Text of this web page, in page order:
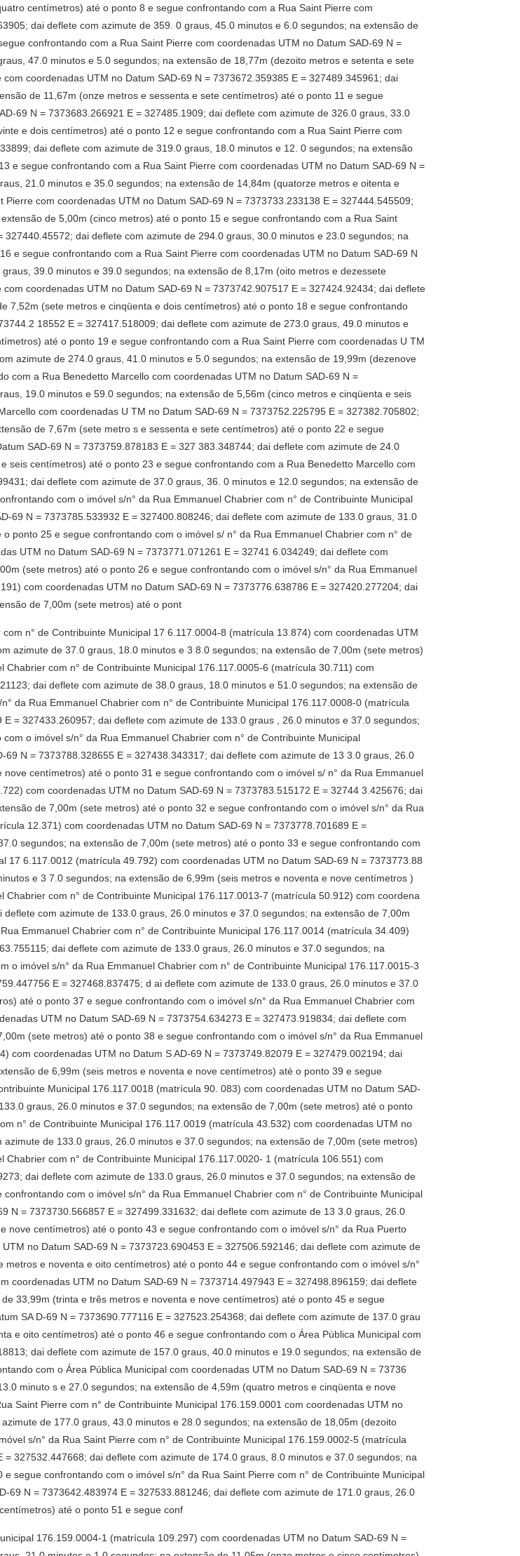
centímetros) até o ponto 8 e segue confrontando com a Rua Saint Pierre com
dai deflete com azimute de 359. 0 graus, 45.0 minutos e 6.0 segundos; na extensão de
confrontando com a Rua Saint Pierre com coordenadas UTM no Datum SAD-69 N =
47.0 minutos e 5.0 segundos; na extensão de 18,77m (dezoito metros e setenta e sete
coordenadas UTM no Datum SAD-69 N = 7373672.359385 E = 327489.345961; dai
de 11,67m (onze metros e sessenta e sete centímetros) até o ponto 11 e segue
69 N = 7373683.266921 E = 327485.1909; dai deflete com azimute de 326.0 graus, 33.0
e dois centímetros) até o ponto 12 e segue confrontando com a Rua Saint Pierre com
dai deflete com azimute de 319.0 graus, 18.0 minutos e 12. 0 segundos; na extensão
e segue confrontando com a Rua Saint Pierre com coordenadas UTM no Datum SAD-69 N =
21.0 minutos e 35.0 segundos; na extensão de 14,84m (quatorze metros e oitenta e
com coordenadas UTM no Datum SAD-69 N = 7373733.233138 E = 327444.545509;
de 5,00m (cinco metros) até o ponto 15 e segue confrontando com a Rua Saint
dai deflete com azimute de 294.0 graus, 30.0 minutos e 23.0 segundos; na
e segue confrontando com a Rua Saint Pierre com coordenadas UTM no Datum SAD-69 N
39.0 minutos e 39.0 segundos; na extensão de 8,17m (oito metros e dezessete
coordenadas UTM no Datum SAD-69 N = 7373742.907517 E = 327424.92434; dai deflete
7,52m (sete metros e cinqüenta e dois centímetros) até o ponto 18 e segue confrontando
18552 E = 327417.518009; dai deflete com azimute de 273.0 graus, 49.0 minutos e
até o ponto 19 e segue confrontando com a Rua Saint Pierre com coordenadas U TM
azimute de 274.0 graus, 41.0 minutos e 5.0 segundos; na extensão de 19,99m (dezenove
com a Rua Benedetto Marcello com coordenadas UTM no Datum SAD-69 N =
19.0 minutos e 59.0 segundos; na extensão de 5,56m (cinco metros e cinqüenta e seis
com coordenadas U TM no Datum SAD-69 N = 7373752.225795 E = 327382.705802;
de 7,67m (sete metro s e sessenta e sete centímetros) até o ponto 22 e segue
SAD-69 N = 7373759.878183 E = 327 383.348744; dai deflete com azimute de 24.0
centímetros) até o ponto 23 e segue confrontando com a Rua Benedetto Marcello com
dai deflete com azimute de 37.0 graus, 36. 0 minutos e 12.0 segundos; na extensão de
com o imóvel s/n° da Rua Emmanuel Chabrier com n° de Contribuinte Municipal
69 N = 7373785.533932 E = 327400.808246; dai deflete com azimute de 133.0 graus, 31.0
ponto 25 e segue confrontando com o imóvel s/ n° da Rua Emmanuel Chabrier com n° de
UTM no Datum SAD-69 N = 7373771.071261 E = 32741 6.034249; dai deflete com
(sete metros) até o ponto 26 e segue confrontando com o imóvel s/n° da Rua Emmanuel
com coordenadas UTM no Datum SAD-69 N = 7373776.638786 E = 327420.277204; dai
de 7,00m (sete metros) até o pont
n° de Contribuinte Municipal 17 6.117.0004-8 (matrícula 13.874) com coordenadas UTM
azimute de 37.0 graus, 18.0 minutos e 3 8.0 segundos; na extensão de 7,00m (sete metros)
com n° de Contribuinte Municipal 176.117.0005-6 (matrícula 30.711) com
dai deflete com azimute de 38.0 graus, 18.0 minutos e 51.0 segundos; na extensão de
da Rua Emmanuel Chabrier com n° de Contribuinte Municipal 176.117.0008-0 (matrícula
= 327433.260957; dai deflete com azimute de 133.0 graus , 26.0 minutos e 37.0 segundos;
o imóvel s/n° da Rua Emmanuel Chabrier com n° de Contribuinte Municipal
N = 7373788.328655 E = 327438.343317; dai deflete com azimute de 13 3.0 graus, 26.0
centímetros) até o ponto 31 e segue confrontando com o imóvel s/ n° da Rua Emmanuel
com coordenadas UTM no Datum SAD-69 N = 7373783.515172 E = 32744 3.425676; dai
de 7,00m (sete metros) até o ponto 32 e segue confrontando com o imóvel s/n° da Rua
12.371) com coordenadas UTM no Datum SAD-69 N = 7373778.701689 E =
segundos; na extensão de 7,00m (sete metros) até o ponto 33 e segue confrontando com
17 6.117.0012 (matrícula 49.792) com coordenadas UTM no Datum SAD-69 N = 7373773.88
e 3 7.0 segundos; na extensão de 6,99m (seis metros e noventa e nove centímetros )
com n° de Contribuinte Municipal 176.117.0013-7 (matrícula 50.912) com coordena
com azimute de 133.0 graus, 26.0 minutos e 37.0 segundos; na extensão de 7,00m
Emmanuel Chabrier com n° de Contribuinte Municipal 176.117.0014 (matrícula 34.409)
dai deflete com azimute de 133.0 graus, 26.0 minutos e 37.0 segundos; na
imóvel s/n° da Rua Emmanuel Chabrier com n° de Contribuinte Municipal 176.117.0015-3
E = 327468.837475; d ai deflete com azimute de 133.0 graus, 26.0 minutos e 37.0
até o ponto 37 e segue confrontando com o imóvel s/n° da Rua Emmanuel Chabrier com
UTM no Datum SAD-69 N = 7373754.634273 E = 327473.919834; dai deflete com
(sete metros) até o ponto 38 e segue confrontando com o imóvel s/n° da Rua Emmanuel
com coordenadas UTM no Datum S AD-69 N = 7373749.82079 E = 327479.002194; dai
de 6,99m (seis metros e noventa e nove centímetros) até o ponto 39 e segue
Municipal 176.117.0018 (matrícula 90. 083) com coordenadas UTM no Datum SAD-
graus, 26.0 minutos e 37.0 segundos; na extensão de 7,00m (sete metros) até o ponto
n° de Contribuinte Municipal 176.117.0019 (matrícula 43.532) com coordenadas UTM no
de 133.0 graus, 26.0 minutos e 37.0 segundos; na extensão de 7,00m (sete metros)
com n° de Contribuinte Municipal 176.117.0020- 1 (matrícula 106.551) com
dai deflete com azimute de 133.0 graus, 26.0 minutos e 37.0 segundos; na extensão de
com o imóvel s/n° da Rua Emmanuel Chabrier com n° de Contribuinte Municipal
N = 7373730.566857 E = 327499.331632; dai deflete com azimute de 13 3.0 graus, 26.0
centímetros) até o ponto 43 e segue confrontando com o imóvel s/n° da Rua Puerto
no Datum SAD-69 N = 7373723.690453 E = 327506.592146; dai deflete com azimute de
e noventa e oito centímetros) até o ponto 44 e segue confrontando com o imóvel s/n°
coordenadas UTM no Datum SAD-69 N = 7373714.497943 E = 327498.896159; dai deflete
33,99m (trinta e três metros e noventa e nove centímetros) até o ponto 45 e segue
SA D-69 N = 7373690.777116 E = 327523.254368; dai deflete com azimute de 137.0 grau
e oito centímetros) até o ponto 46 e segue confrontando com o Área Pública Municipal com
dai deflete com azimute de 157.0 graus, 40.0 minutos e 19.0 segundos; na extensão de
com o Área Pública Municipal com coordenadas UTM no Datum SAD-69 N = 73736
minuto s e 27.0 segundos; na extensão de 4,59m (quatro metros e cinqüenta e nove
Saint Pierre com n° de Contribuinte Municipal 176.159.0001 com coordenadas UTM no
de 177.0 graus, 43.0 minutos e 28.0 segundos; na extensão de 18,05m (dezoito
s/n° da Rua Saint Pierre com n° de Contribuinte Municipal 176.159.0002-5 (matrícula
327532.447668; dai deflete com azimute de 174.0 graus, 8.0 minutos e 37.0 segundos; na
segue confrontando com o imóvel s/n° da Rua Saint Pierre com n° de Contribuinte Municipal
N = 7373642.483974 E = 327533.881246; dai deflete com azimute de 171.0 graus, 26.0
até o ponto 51 e segue conf
176.159.0004-1 (matrícula 109.297) com coordenadas UTM no Datum SAD-69 N =